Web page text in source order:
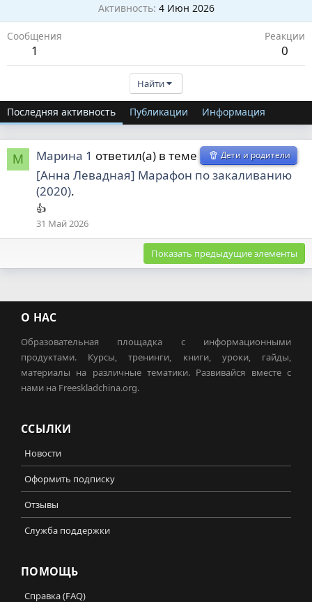
Активность 4 Июн 2026
Сообщения
1
Реакции
0
Найти
Последняя активность Публикации Информация
М Марина 1 ответил(а) в теме Дети и родители
[Анна Левадная] Марафон по закаливанию
(2020).
👍
31 Май 2026
Показать предыдущие элементы
О НАС
Образовательная площадка с информационными
продуктами. Курсы, тренинги, книги, уроки, гайды,
материалы на различные тематики. Развивайся вместе с
нами на Freeskladchina.org.
ССЫЛКИ
Новости
Оформить подписку
Отзывы
Служба поддержки
ПОМОЩЬ
Справка (FAQ)